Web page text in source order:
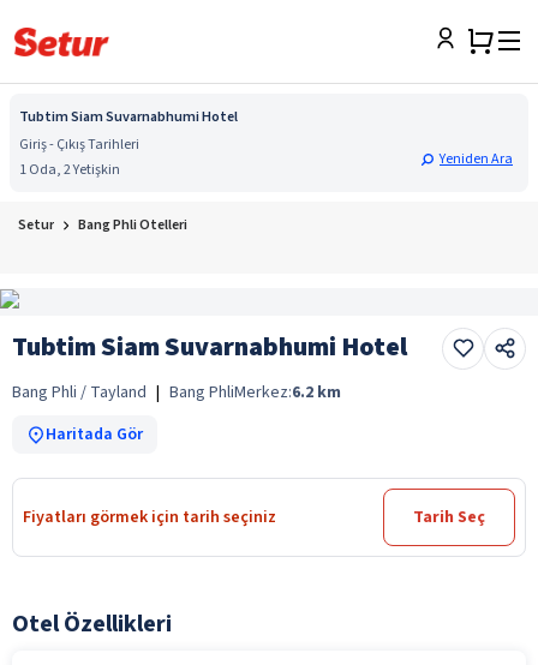
Tubtim Siam Suvarnabhumi Hotel
Giriş - Çıkış Tarihleri
1 Oda, 2 Yetişkin
Yeniden Ara
Setur Bang Phli Otelleri
Tubtim Siam Suvarnabhumi Hotel
Bang Phli / Tayland | Bang PhliMerkez:6.2 km
Haritada Gör
Fiyatları görmek için tarih seçiniz Tarih Seç
Otel Özellikleri